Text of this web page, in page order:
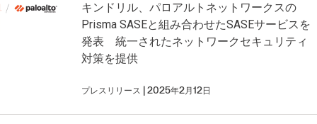
キンドリル、パロアルトネットワークスの
Prisma SASEと組み合わせたSASEサービスを
発表 統一されたネットワークセキュリティ
対策を提供
プレスリリース 2025年2月12日